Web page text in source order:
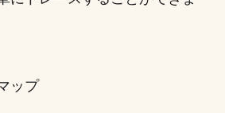
ップ